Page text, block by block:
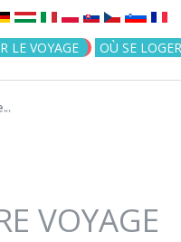
LE VOYAGE OÙ SE LOGER
VOYAGE